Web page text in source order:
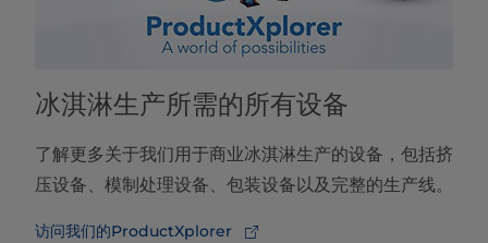
冰淇淋生产所需的所有设备
了解更多关于我们用于商业冰淇淋生产的设备，包括挤
压设备、模制处理设备、包装设备以及完整的生产线。
访问我们的ProductXplorer